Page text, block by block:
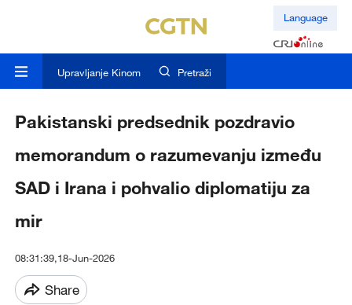
Language
Upravljanje Kinom Pretraži
Pakistanski predsednik pozdravio
memorandum o razumevanju između
SAD i Irana i pohvalio diplomatiju za
mir
08:31:39,18-Jun-2026
Share